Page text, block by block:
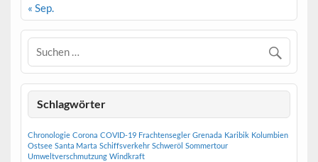
« Sep.
Schlagwörter
Chronologie Corona COVID-19 Frachtensegler Grenada Karibik Kolumbien
Ostsee Santa Marta Schiffsverkehr Schweröl Sommertour
Umweltverschmutzung Windkraft